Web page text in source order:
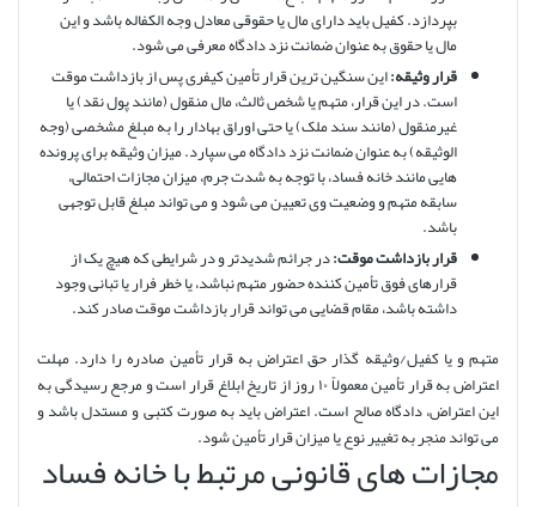
بپردازد. کفیل باید دارای مال یا حقوقی معادل وجه الکفاله باشد و این
مال یا حقوق به عنوان ضمانت نزد دادگاه معرفی می شود.
قرار وثیقه:این سنگین ترین قرار تأمین کیفری پس از بازداشت موقت
است. در این قرار، متهم یا شخص ثالث، مال منقول (مانند پول نقد) یا
غیرمنقول (مانند سند ملک) یا حتی اوراق بهادار را به مبلغ مشخصی (وجه
الوثیقه) به عنوان ضمانت نزد دادگاه می سپارد. میزان وثیقه برای پرونده
هایی مانند خانه فساد، با توجه به شدت جرم، میزان مجازات احتمالی،
سابقه متهم و وضعیت وی تعیین می شود و می تواند مبلغ قابل توجهی
باشد.
قرار بازداشت موقت:در جرائم شدیدتر و در شرایطی که هیچ یک از
قرارهای فوق تأمین کننده حضور متهم نباشد، یا خطر فرار یا تبانی وجود
داشته باشد، مقام قضایی می تواند قرار بازداشت موقت صادر کند.
متهم و یا کفیل/وثیقه گذار حق اعتراض به قرار تأمین صادره را دارد. مهلت
اعتراض به قرار تأمین معمولاً ۱۰ روز از تاریخ ابلاغ قرار است و مرجع رسیدگی به
این اعتراض، دادگاه صالح است. اعتراض باید به صورت کتبی و مستدل باشد و
می تواند منجر به تغییر نوع یا میزان قرار تأمین شود.
مجازات های قانونی مرتبط با خانه فساد